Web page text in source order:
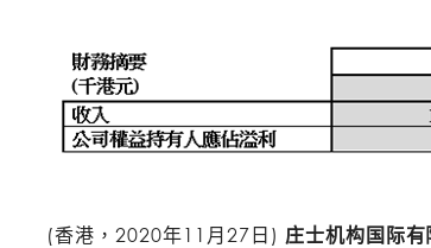
(香港，2020年11月27日) 庄士机构国际有